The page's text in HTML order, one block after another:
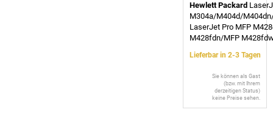
Hewlett Packard
M304a/M404d/
LaserJet Pro MFP
M428fdn/MFP
Lieferbar in 2-3 Tagen
Sie können als Gast
(bzw. mit Ihrem
derzeitigen Status)
keine Preise sehen.